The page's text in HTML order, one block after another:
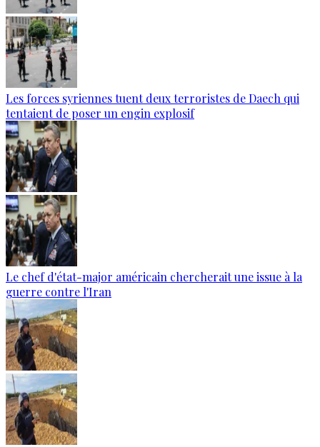
Les forces syriennes tuent deux terroristes de Daech qui
tentaient de poser un engin explosif
Le chef d'état-major américain chercherait une issue à la
guerre contre l'Iran